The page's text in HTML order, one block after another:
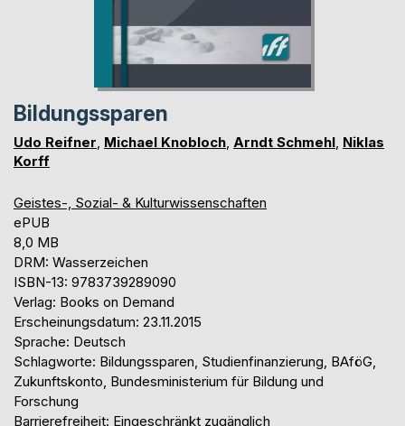
Bildungssparen
Udo Reifner Michael Knobloch Arndt Schmehl Niklas
Korff
Geistes-, Sozial- & Kulturwissenschaften
ePUB
8,0 MB
DRM: Wasserzeichen
ISBN-13: 9783739289090
Verlag: Books on Demand
Erscheinungsdatum: 23.11.2015
Sprache: Deutsch
Schlagworte: Bildungssparen, Studienfinanzierung, BAföG,
Zukunftskonto, Bundesministerium für Bildung und
Forschung
Barrierefreiheit: Eingeschränkt zugänglich